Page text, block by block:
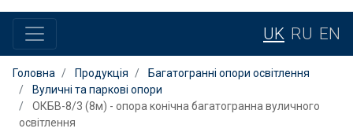
UK RU EN
Головна Продукція
Багатогранні опори освітлення
Вуличні та паркові опори
ОКБВ-8/3 (8м) - опора конічна багатогранна вуличного
освітлення